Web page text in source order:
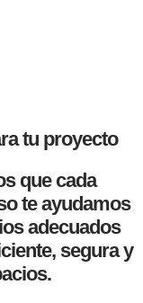
tu proyecto
que cada
te ayudamos
adecuados
segura y